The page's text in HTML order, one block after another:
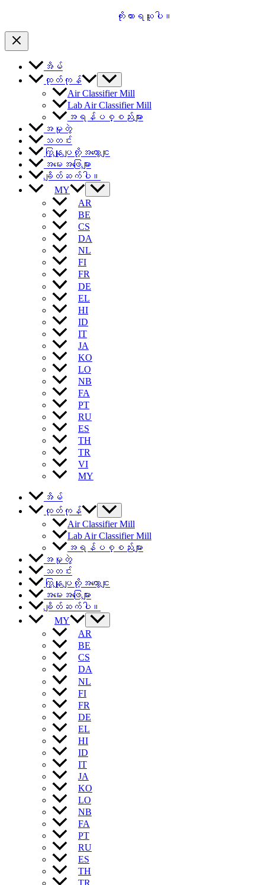
ကိုးကားရယူပါ။
အိမ်
ထုတ်ကုန်
Air Classifier Mill
Lab Air Classifier Mill
အရန်ပစ္စည်းများ
အမှုတွဲ
သတင်း
ကြှနျုပျတို့အကွောငျး
အမေးအဖြေများ
ချိတ်ဆက်ပါ။
MY
AR
BE
CS
DA
NL
FI
FR
DE
EL
HI
ID
IT
JA
KO
LO
NB
FA
PT
RU
ES
TH
TR
VI
MY
အိမ်
ထုတ်ကုန်
Air Classifier Mill
Lab Air Classifier Mill
အရန်ပစ္စည်းများ
အမှုတွဲ
သတင်း
ကြှနျုပျတို့အကွောငျး
အမေးအဖြေများ
ချိတ်ဆက်ပါ။
MY
AR
BE
CS
DA
NL
FI
FR
DE
EL
HI
ID
IT
JA
KO
LO
NB
FA
PT
RU
ES
TH
TR